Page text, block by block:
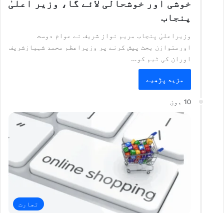
خوشی اور خوشحالی لائے گا، وزیر اعلیٰ
پنجاب
وزیراعلیٰ پنجاب مریم نواز شریف نے عوام دوست
اورمتوازن بجٹ پیش کرنے پر وزیراعظم محمد شہبازشریف
اوران کی ٹیم کو…
مزید پڑھیے
10 جون
تجارت